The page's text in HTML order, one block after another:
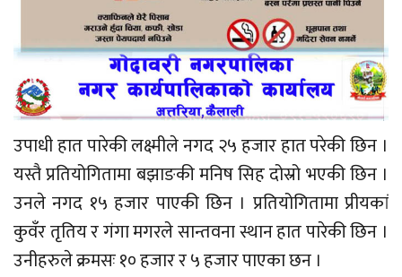
उपाधी हात पारेकी लक्ष्मीले नगद २५ हजार हात परेकी छिन ।
यस्तै प्रतियोगितामा बझाङकी मनिष सिह दोस्रो भएकी छिन ।
उनले नगद १५ हजार पाएकी छिन । प्रतियोगितामा प्रीयकां
कुवँर तृतिय र गंगा मगरले सान्तवना स्थान हात पारेकी छिन ।
उनीहरुले क्रमसः १० हजार र ५ हजार पाएका छन ।